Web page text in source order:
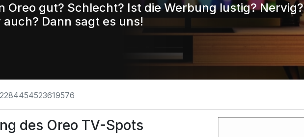
Oreo gut? Schlecht? Ist die Werbung lustig?
Dann sagt es uns!
2284454523619576
des Oreo TV-Spots